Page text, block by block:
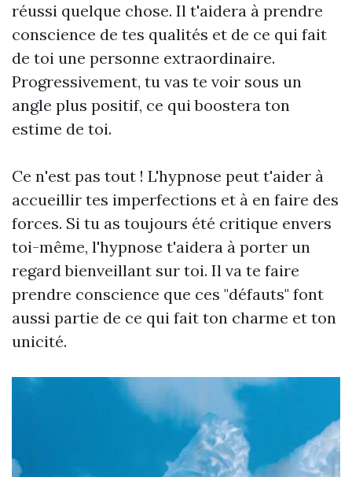
réussi quelque chose. Il t'aidera à prendre
conscience de tes qualités et de ce qui fait
de toi une personne extraordinaire.
Progressivement, tu vas te voir sous un
angle plus positif, ce qui boostera ton
estime de toi.
Ce n'est pas tout ! L'hypnose peut t'aider à
accueillir tes imperfections et à en faire des
forces. Si tu as toujours été critique envers
toi-même, l'hypnose t'aidera à porter un
regard bienveillant sur toi. Il va te faire
prendre conscience que ces "défauts" font
aussi partie de ce qui fait ton charme et ton
unicité.